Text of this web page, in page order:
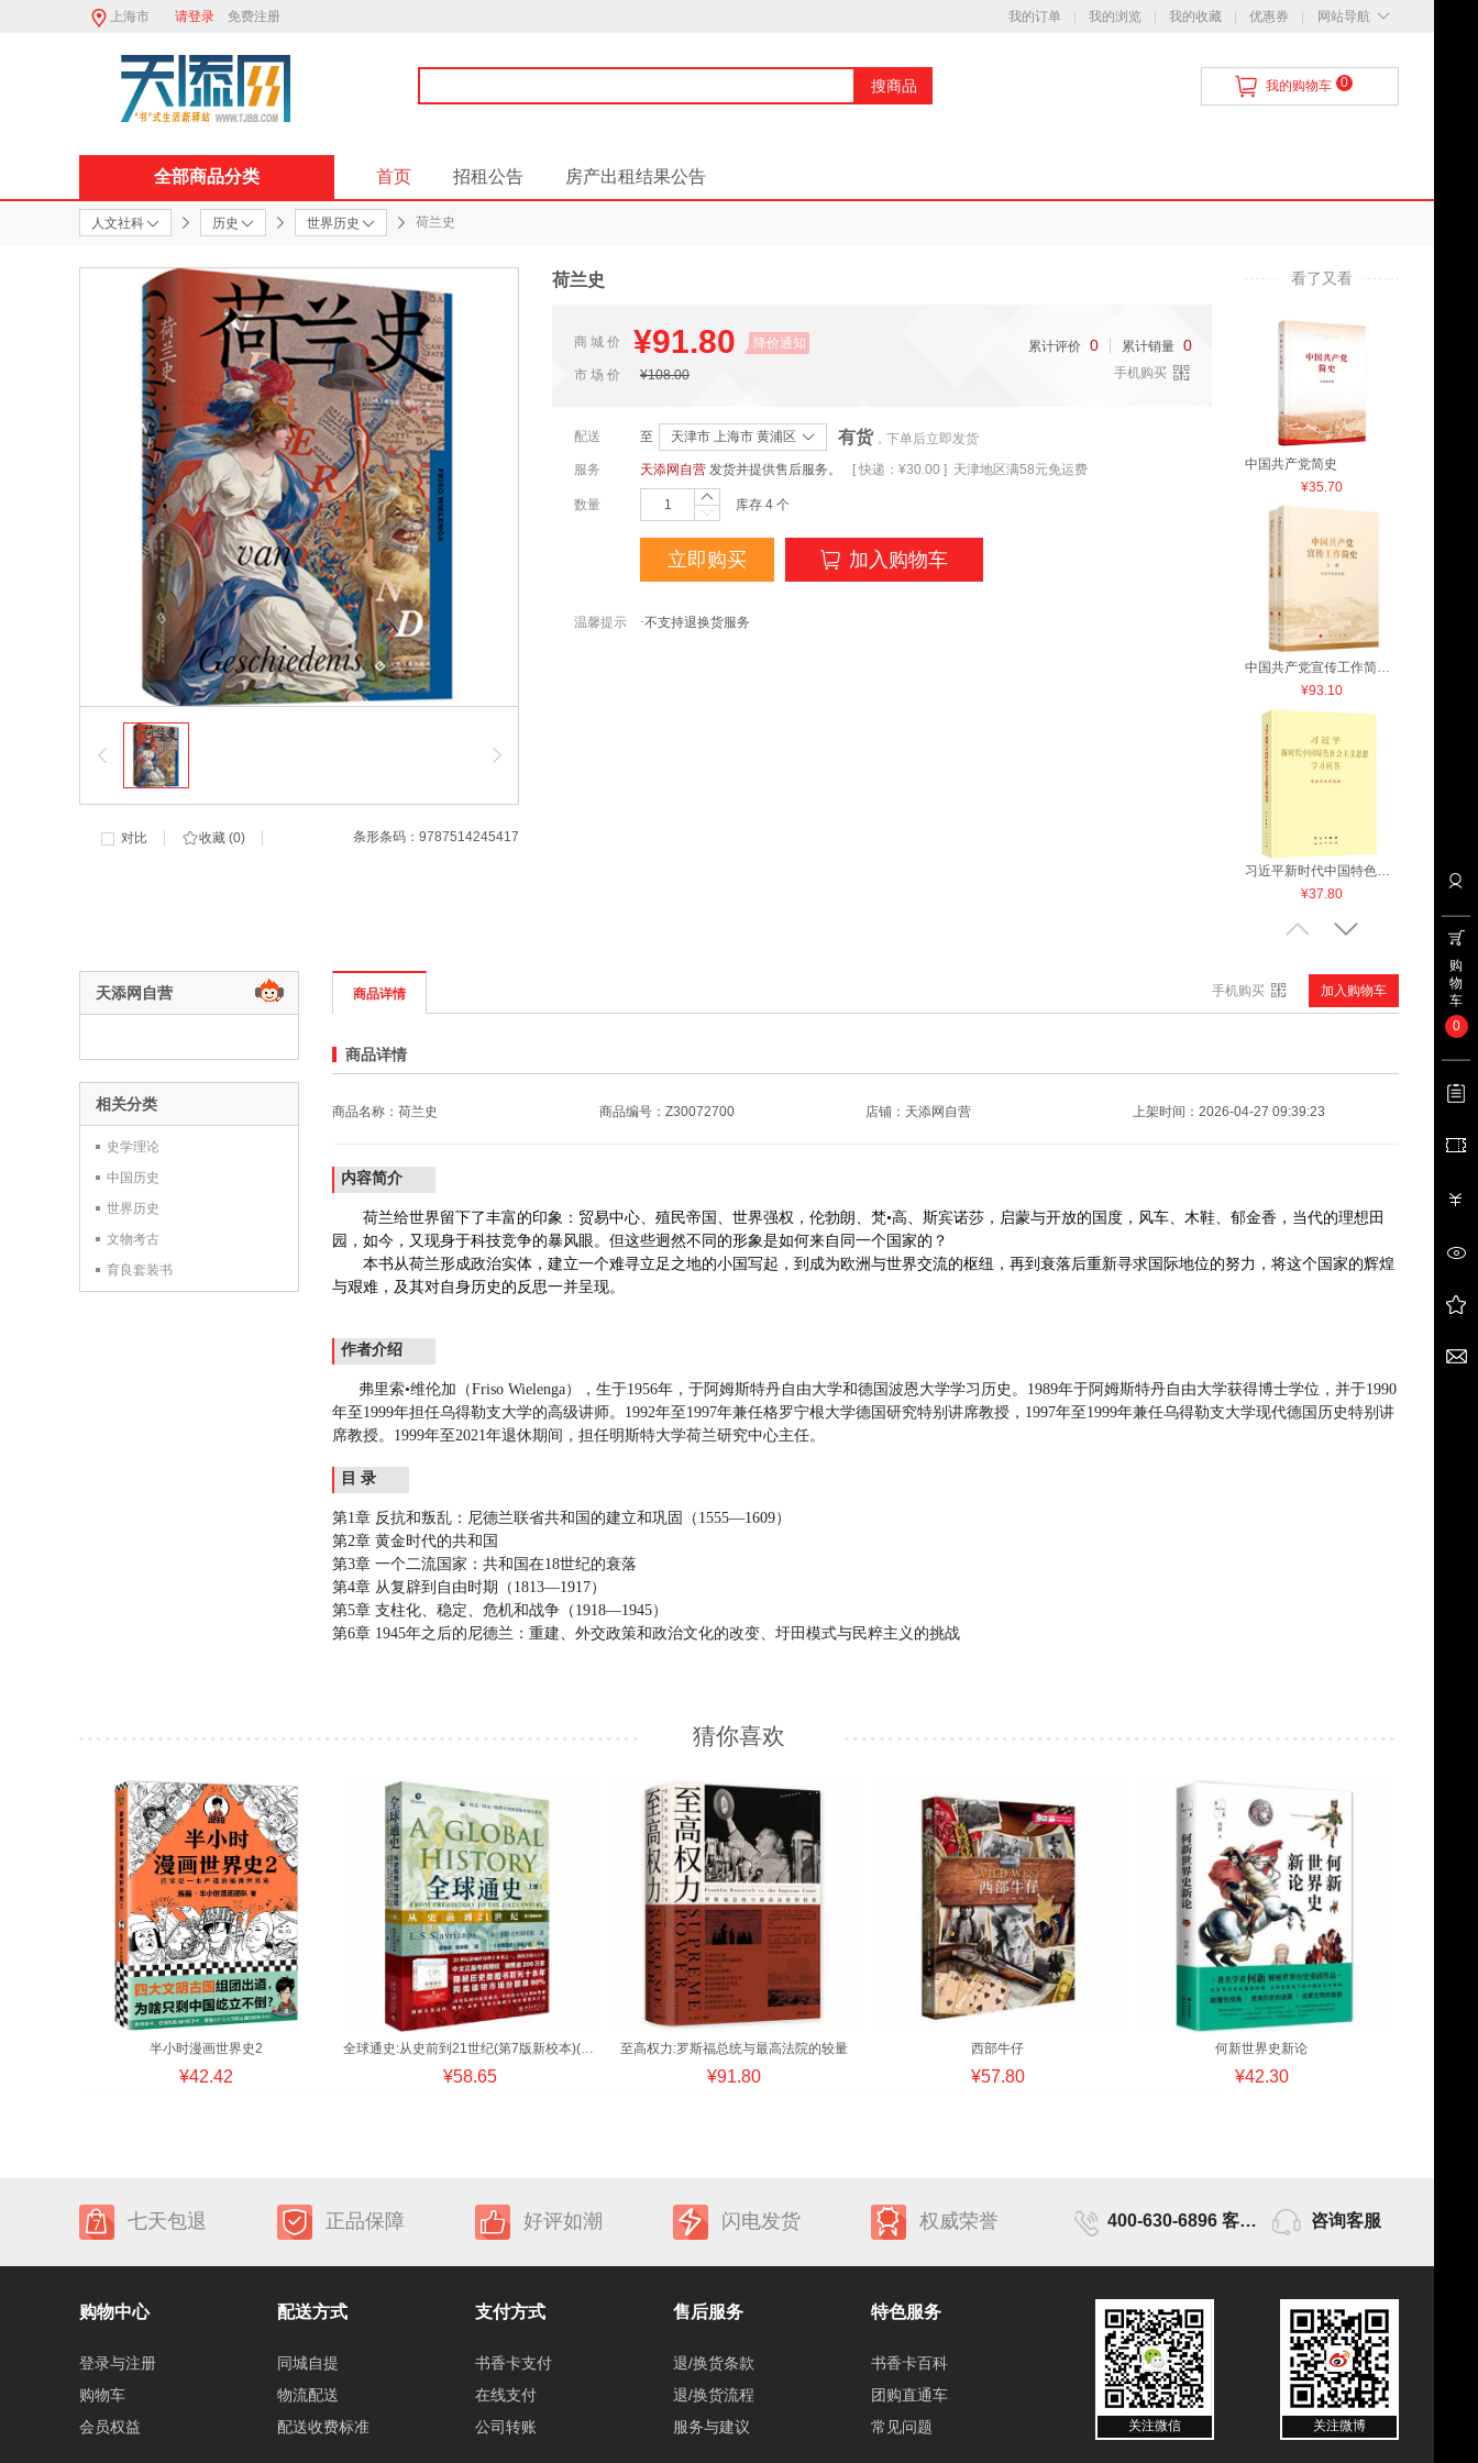
上海市 请登录 免费注册 我的订单 我的浏览 我的收藏 优惠券 网站导航
搜商品 我的购物车 0
全部商品分类 首页 招租公告 房产出租结果公告
人文社科 历史 世界历史 荷兰史
条形条码： 9787514245417
对比 收藏 (0)
荷兰史
商 城 价 ¥91.80 降价通知
市 场 价 ¥108.00
累计评价 0 累计销量 0
手机购买
配送 至 天津市 上海市 黄浦区 有货 ，下单后立即发货
服务
天添网自营 发货并提供售后服务。 [ 快递：¥30.00 ] 天津地区满58元免运费
数量 库存 4 个
立即购买 加入购物车
温馨提示 ·不支持退换货服务
看了又看
中国共产党简史
¥35.70
中国共产党宣传工作简史 上下卷
¥93.10
习近平新时代中国特色社会主义思想学习问答
¥37.80
论中国共产党历史
天添网自营
相关分类
史学理论
中国历史
世界历史
文物考古
育良套装书
商品详情 手机购买 加入购物车
商品详情
商品名称：荷兰史 商品编号：Z30072700 店铺： 天添网自营 上架时间：2026-04-27 09:39:23
内容简介
荷兰给世界留下了丰富的印象：贸易中心、殖民帝国、世界强权，伦勃朗、梵•高、斯宾诺莎，启蒙与开放的国度，风车、木鞋、郁金香，当代的理想田
园，如今，又现身于科技竞争的暴风眼。但这些迥然不同的形象是如何来自同一个国家的？
本书从荷兰形成政治实体，建立一个难寻立足之地的小国写起，到成为欧洲与世界交流的枢纽，再到衰落后重新寻求国际地位的努力，将这个国家的辉煌
与艰难，及其对自身历史的反思一并呈现。
作者介绍
弗里索•维伦加（Friso Wielenga），生于1956年，于阿姆斯特丹自由大学和德国波恩大学学习历史。 1989年于阿姆斯特丹自由大学获得博士学位，并于1990
年至 1999年担任乌得勒支大学的高级讲师。 1992年至 1997年兼任格罗宁根大学德国研究特别讲席教授， 1997年至 1999年兼任乌得勒支大学现代德国历史特别讲
席教授。 1999年至2021年退休期间，担任明斯特大学荷兰研究中心主任。
目 录
第1章 反抗和叛乱：尼德兰联省共和国的建立和巩固（ 1555—1609）
第2章 黄金时代的共和国
第3章 一个二流国家：共和国在18世纪的衰落
第4章 从复辟到自由时期（ 1813—1917）
第5章 支柱化、稳定、危机和战争（ 1918—1945）
第6章 1945年之后的尼德兰：重建、外交政策和政治文化的改变、圩田模式与民粹主义的挑战
猜你喜欢
半小时漫画世界史2
¥42.42
全球通史:从史前到21世纪(第7版新校本)(上)
¥58.65
至高权力:罗斯福总统与最高法院的较量
¥91.80
西部牛仔
¥57.80
何新世界史新论
¥42.30
购
物
车
0
七天包退 正品保障 好评如潮 闪电发货 权威荣誉 400-630-6896 客服时间为9点-17点 咨询客服
购物中心
登录与注册
购物车
会员权益
配送方式
同城自提
物流配送
配送收费标准
支付方式
书香卡支付
在线支付
公司转账
售后服务
退/换货条款
退/换货流程
服务与建议
特色服务
书香卡百科
团购直通车
常见问题
关注微信 关注微博